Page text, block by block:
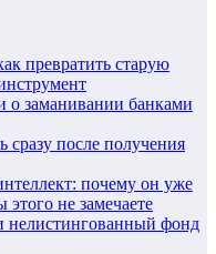
превратить старую
о заманивании банками
сразу после получения
почему он уже
не замечаете
нелистингованный фонд